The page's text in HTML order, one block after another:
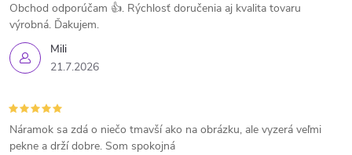
Mili
21.7.2026
Obchod odporúčam 👍. Rýchlosť doručenia aj kvalita tovaru
výrobná. Ďakujem.
Náramok sa zdá o niečo tmavší ako na obrázku, ale vyzerá veľmi
pekne a drží dobre. Som spokojná